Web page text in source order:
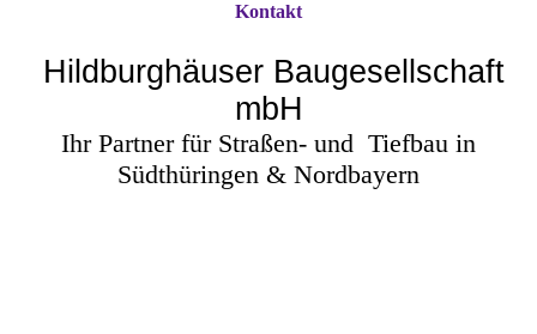
Hildburghäuser Baugesellschaft
mbH
Ihr Partner für Straßen- und Tiefbau in
Südthüringen & Nordbayern
Kontakt